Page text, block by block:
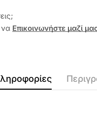
να Επικοινωνήστε μαζί